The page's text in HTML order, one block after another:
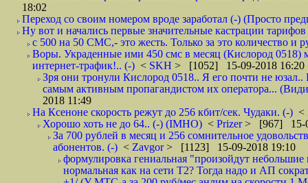
18:02
Переход со своим номером вроде заработал (-) (Просто
Ну вот и начались первые значительные кастрации
с 500 на 50 СМС,- это жесть. Только за это количество и
Воры. Украденные ими 450 смс в месяц (Кислород 0518)
интернет-трафик!.. (-) < SKH > [1052] 15-09-2018 16:20
Зря они тронули Кислород 0518.. Я его почти не
самым активным пропагандистом их оператора...
2018 11:49
На Ксеноне скорость режут до 256 кбит/сек. Чудаки. (-) <
Хорошо хоть не до 64.. (-) (IMHO) < Prizer> [967] 15-
За 700 рублей в месяц и 256 сомнительное
абонентов. (-) < Zavgor> [1123] 15-09-2018 19:10
формулировка гениальная "произойдут небольшие
нормальная как на сети Т2? Тогда надо и АП